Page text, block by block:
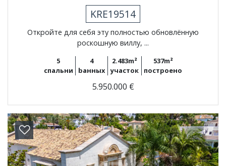
KRE19514
Откройте для себя эту полностью обновлённую
роскошную виллу, ...
5
спальни
4
bанных
2.483m²
участок
537m²
построено
5.950.000 €